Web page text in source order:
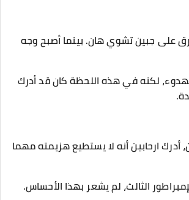
على جبين تشوي هان. بينما أصبح وجه
لكنه في هذه اللحظة كان قد أدرك
أدرك ارحابين أنه لا يستطيع هزيمته مهما
الثالث، لم يشعر بهذا الأحساس.